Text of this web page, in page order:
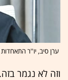
ערן סיב, יו''ר התאחדות
וזה לא נגמר